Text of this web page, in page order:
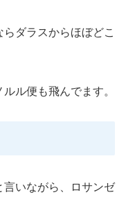
ダラスからほぼどこ
ル便も飛んでます。
いながら、ロサンゼ